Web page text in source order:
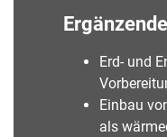
Erd- und
Einbau
als